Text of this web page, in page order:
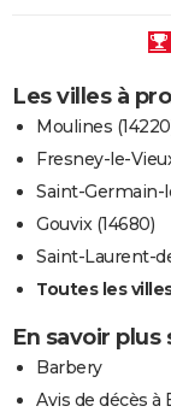
Les villes à
Moulines
Fresney-le-
Saint-Germain-
Gouvix (14680)
Saint-Laurent-
Toutes les
En savoir plus
Barbery
Avis de décès à